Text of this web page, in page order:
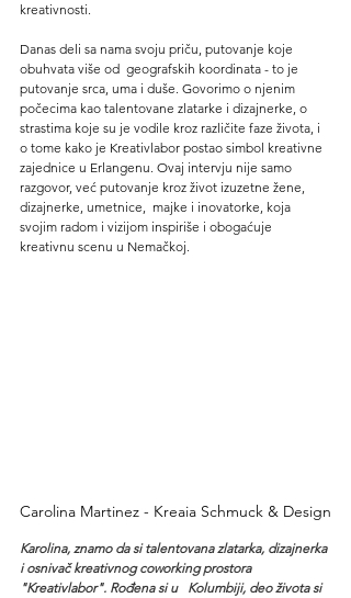
kreativnosti.
Danas deli sa nama svoju priču, putovanje koje
obuhvata više od  geografskih koordinata - to je
putovanje srca, uma i duše. Govorimo o njenim
počecima kao talentovane zlatarke i dizajnerke, o
strastima koje su je vodile kroz različite faze života, i
o tome kako je Kreativlabor postao simbol kreativne
zajednice u Erlangenu. Ovaj intervju nije samo
razgovor, već putovanje kroz život izuzetne žene,
dizajnerke, umetnice,  majke i inovatorke, koja
svojim radom i vizijom inspiriše i obogaćuje
kreativnu scenu u Nemačkoj.
Carolina Martinez - Kreaia Schmuck & Design
Karolina, znamo da si talentovana zlatarka, dizajnerka
i osnivač kreativnog coworking prostora
"Kreativlabor". Rođena si u   Kolumbiji, deo života si